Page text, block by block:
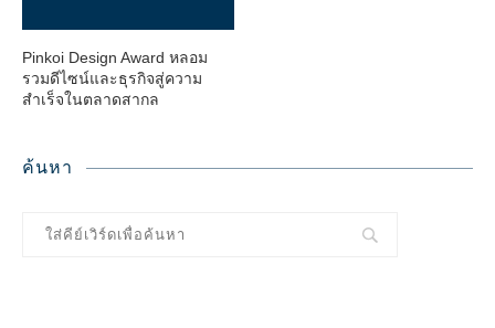
Pinkoi Design Award หลอม
รวมดีไซน์และธุรกิจสู่ความ
สำเร็จในตลาดสากล
ค้นหา